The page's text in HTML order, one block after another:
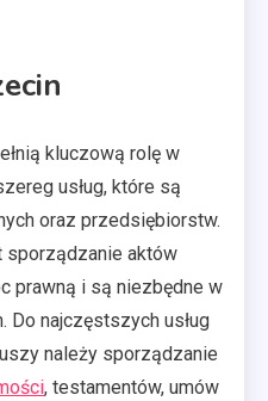
kluczową rolę w
usług, które są
oraz przedsiębiorstw.
sporządzanie aktów
prawną i są niezbędne w
Do najczęstszych usług
należy sporządzanie
, testamentów, umów